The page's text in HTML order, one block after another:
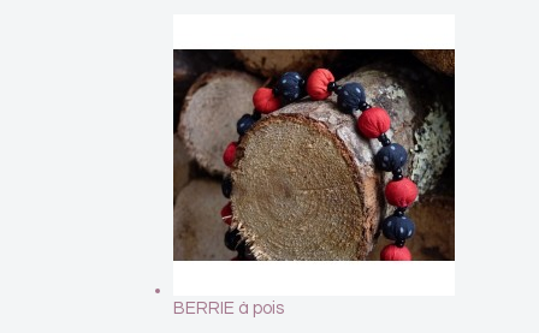
BERRIE à pois